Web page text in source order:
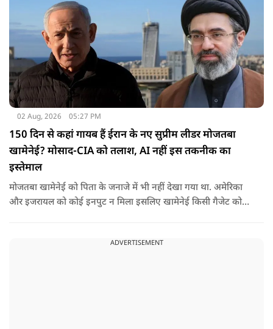
02 Aug, 2026 05:27 PM
150 दिन से कहां गायब हैं ईरान के नए सुप्रीम लीडर मोजतबा
खामेनेई? मोसाद-CIA को तलाश, AI नहीं इस तकनीक का
इस्तेमाल
मोजतबा खामेनेई को पिता के जनाजे में भी नहीं देखा गया था. अमेरिका
और इजरायल को कोई इनपुट न मिला इसलिए खामेनेई किसी गैजेट को
ADVERTISEMENT